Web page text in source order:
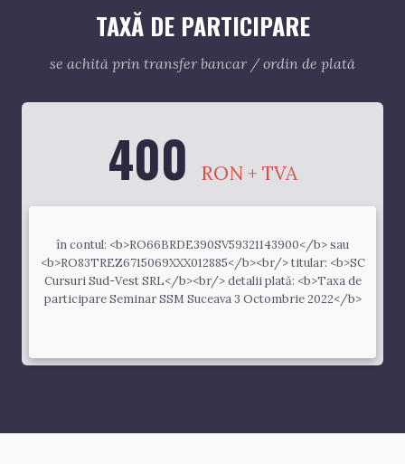
TAXĂ DE PARTICIPARE
se achită prin transfer bancar / ordin de plată
400 RON + TVA
în contul: <b>RO66BRDE390SV59321143900</b> sau
<b>RO83TREZ6715069XXX012885</b><br/> titular: <b>SC
Cursuri Sud-Vest SRL</b><br/> detalii plată: <b>Taxa de
participare Seminar SSM Suceava 3 Octombrie 2022</b>